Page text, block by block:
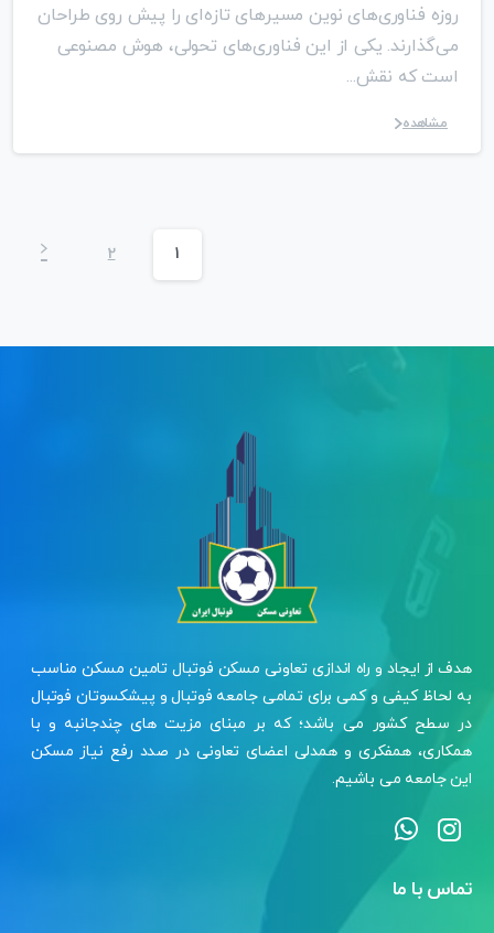
روزه فناوری‌های نوین مسیرهای تازه‌ای را پیش روی طراحان
می‌گذارند. یکی از این فناوری‌های تحولی، هوش مصنوعی
است که نقش...
مشاهده
1
2
هدف از ایجاد و راه اندازی تعاونی مسکن فوتبال تامین مسکن مناسب
به لحاظ کیفی و کمی برای تمامی جامعه فوتبال و پیشکسوتان فوتبال
در سطح کشور می باشد؛ که بر مبنای مزیت های چندجانبه و با
همکاری، همفکری و همدلی اعضای تعاونی در صدد رفع نیاز مسکن
این جامعه می باشیم.
تماس با ما